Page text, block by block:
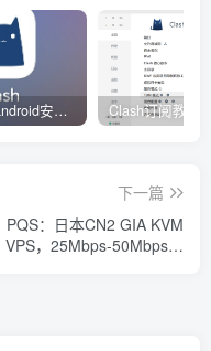
Clash for android安卓客户端保姆级新手使用教程
下一篇
PQS：日本CN2 GIA KVM
VPS，25Mbps-50Mbps端